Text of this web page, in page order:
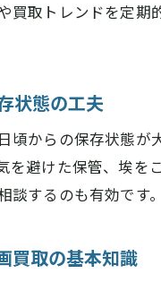
宅
美
買取トレンドを定
状態の工夫
頃からの保存状態
を避けた保管、埃
談するのも有効です
買取の基本知識